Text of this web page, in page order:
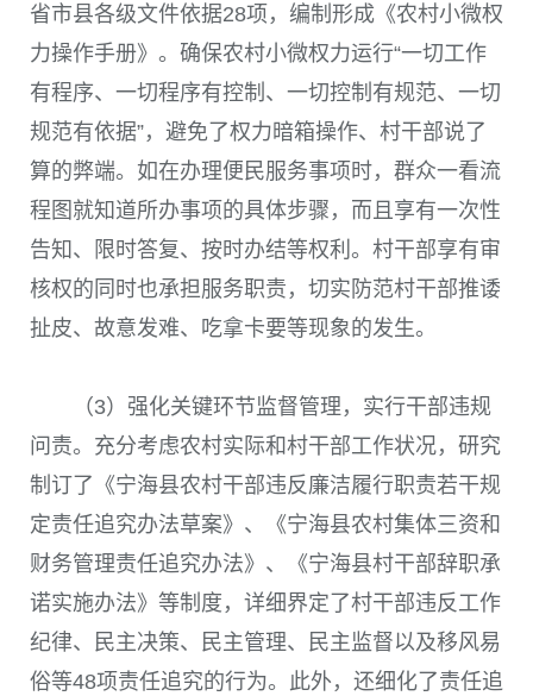
省市县各级文件依据28项，编制形成《农村小微权
力操作手册》。确保农村小微权力运行“一切工作
有程序、一切程序有控制、一切控制有规范、一切
规范有依据”，避免了权力暗箱操作、村干部说了
算的弊端。如在办理便民服务事项时，群众一看流
程图就知道所办事项的具体步骤，而且享有一次性
告知、限时答复、按时办结等权利。村干部享有审
核权的同时也承担服务职责，切实防范村干部推诿
扯皮、故意发难、吃拿卡要等现象的发生。
（3）强化关键环节监督管理，实行干部违规
问责。充分考虑农村实际和村干部工作状况，研究
制订了《宁海县农村干部违反廉洁履行职责若干规
定责任追究办法草案》、《宁海县农村集体三资和
财务管理责任追究办法》、《宁海县村干部辞职承
诺实施办法》等制度，详细界定了村干部违反工作
纪律、民主决策、民主管理、民主监督以及移风易
俗等48项责任追究的行为。此外，还细化了责任追